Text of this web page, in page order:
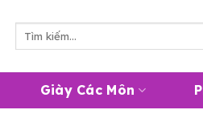
Tìm
Giày Các Môn